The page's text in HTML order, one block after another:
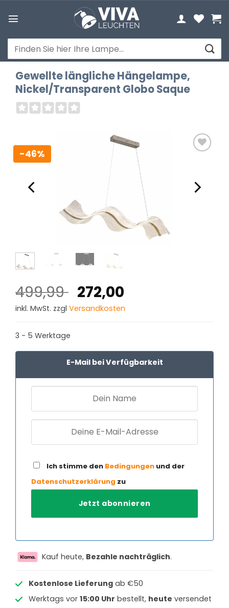
Inhalt
Suchen
nach:
Gewellte längliche Hängelampe,
Nickel/Transparent Globo Saque
-46%
499,99 Ursprünglicher
Preis
272,00
inkl. MwSt. zzgl Versandkosten
3 - 5 Werktage
E-Mail bei Verfügbarkeit
Ich stimme den Bedingungen und der
Datenschutzerklärung zu
Kauf heute, Bezahle nachträglich.
Kostenlose Lieferungab €50
Werktags vor 15:00 Uhr bestellt, heute versendet